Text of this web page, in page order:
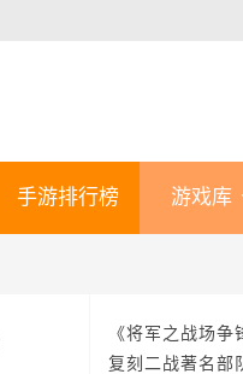
手游排行榜 游戏库
《将军之战场
复刻二战著名部